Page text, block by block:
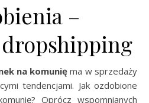
–
na komunię ma w sprzedaży
tendencjami. Jak ozdobione
Oprócz wspomnianych